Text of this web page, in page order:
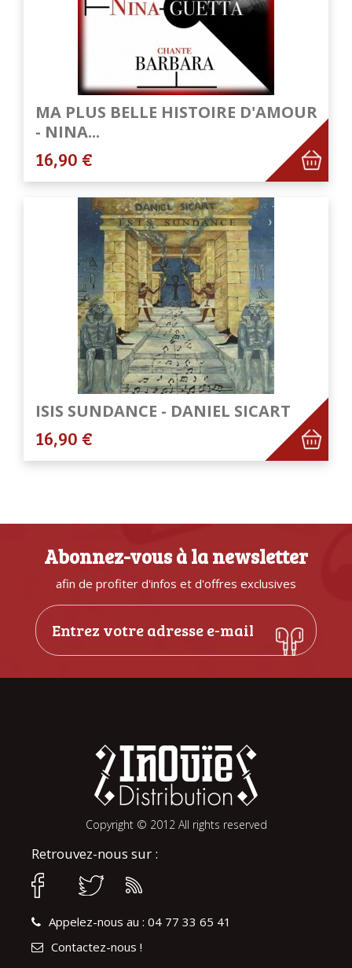
MA PLUS BELLE HISTOIRE D'AMOUR
- NINA...
16,90 €
ISIS SUNDANCE - DANIEL SICART
16,90 €
Abonnez-vous à la newsletter
afin de profiter d'infos et d'offres exclusives
Copyright © 2012 All rights reserved
Retrouvez-nous sur :
Appelez-nous au : 04 77 33 65 41
Contactez-nous !